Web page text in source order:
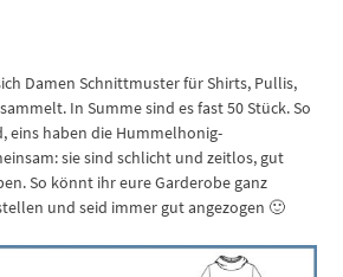
Damen Schnittmuster für Shirts, Pullis,
In Summe sind es fast 50 Stück. So
eins haben die Hummelhonig-
sie sind schlicht und zeitlos, gut
So könnt ihr eure Garderobe ganz
und seid immer gut angezogen 🙂